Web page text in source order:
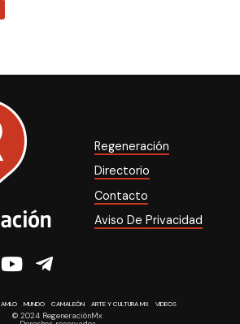
Regeneración
Directorio
Contacto
Aviso De Privacidad
AMLO MUNDO CAMALEÓN ARTE Y CULTURA MX VIDEOS
© 2024 RegeneraciónMx